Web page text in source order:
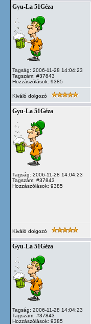
Gyu-La 51Géza
Tagság: 2006-11-28 14:04:23
Tagszám: #37843
Hozzászólások: 9385
Kiváló dolgozó
Gyu-La 51Géza
Tagság: 2006-11-28 14:04:23
Tagszám: #37843
Hozzászólások: 9385
Kiváló dolgozó
Gyu-La 51Géza
Tagság: 2006-11-28 14:04:23
Tagszám: #37843
Hozzászólások: 9385